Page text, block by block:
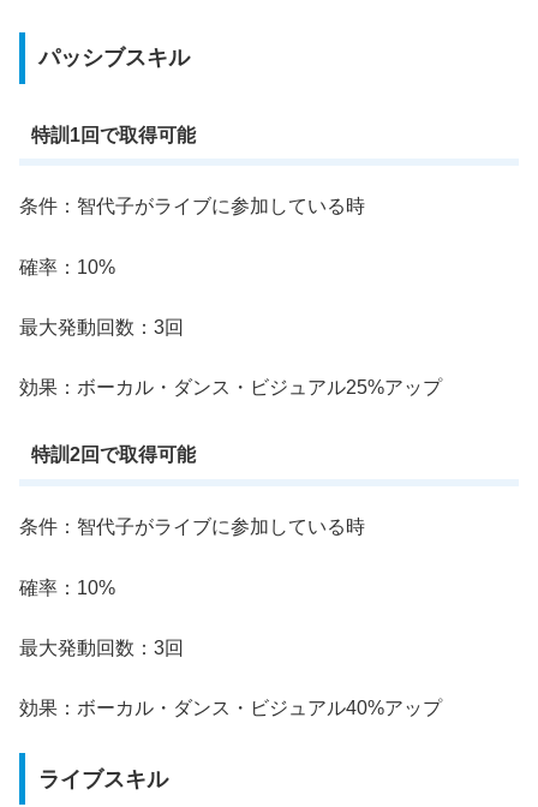
パッシブスキル
特訓1回で取得可能
条件：智代子がライブに参加している時
確率：10%
最大発動回数：3回
効果：ボーカル・ダンス・ビジュアル25%アップ
特訓2回で取得可能
条件：智代子がライブに参加している時
確率：10%
最大発動回数：3回
効果：ボーカル・ダンス・ビジュアル40%アップ
ライブスキル